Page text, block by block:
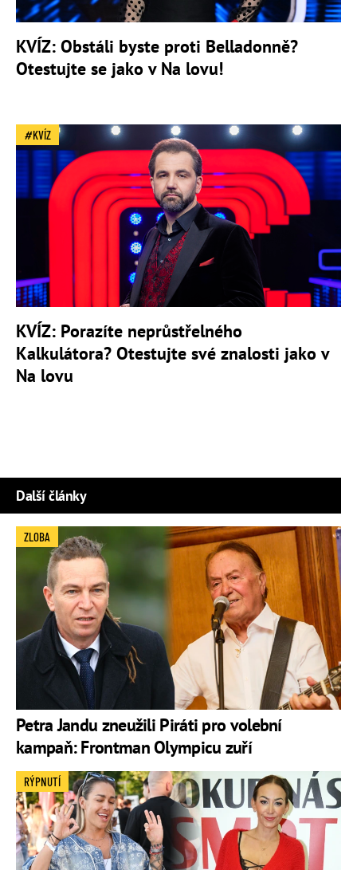
KVÍZ: Obstáli byste proti Belladonně?
Otestujte se jako v Na lovu!
KVÍZ
KVÍZ: Porazíte neprůstřelného
Kalkulátora? Otestujte své znalosti jako v
Na lovu
Další články
Petra Jandu zneužili Piráti pro volební
kampaň: Frontman Olympicu zuří
ZLOBA
RÝPNUTÍ